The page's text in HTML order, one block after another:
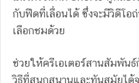
กับฟีดที่เลื่อนได้ ซึ่งจะมีวิดีโ
เลือกชมด้วย
ช่วยให้ครีเอเตอร์สานสัมพัน
วิธีที่สนุกสนานและทันสมัยได้